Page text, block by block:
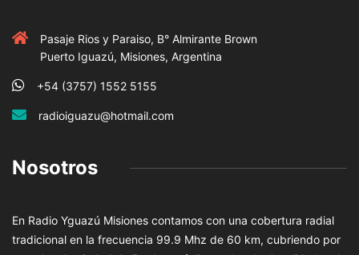
Pasaje Rios y Paraiso, B° Almirante Brown
Puerto Iguazú, Misiones, Argentina
+54 (3757) 1552 5155
radioiguazu@hotmail.com
Nosotros
En Radio Yguazú Misiones contamos con una cobertura radial
tradicional en la frecuencia 99.9 Mhz de 60 km, cubriendo por